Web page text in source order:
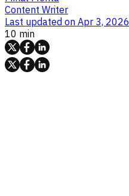
Content Writer
Last updated on Apr 3, 2026
10 min